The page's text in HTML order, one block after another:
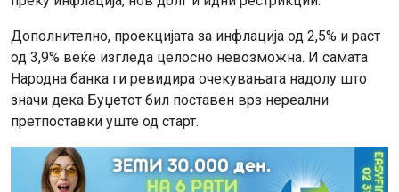
Дополнително, проекцијата за инфлација од 2,5% и раст
од 3,9% веќе изгледа целосно невозможна. И самата
Народна банка ги ревидира очекувањата надолу што
значи дека Буџетот бил поставен врз нереални
претпоставки уште од старт.